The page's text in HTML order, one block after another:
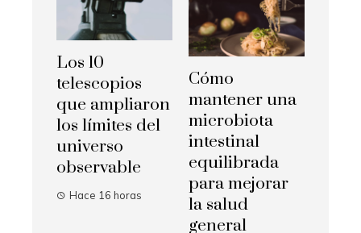
Los 10
telescopios
que ampliaron
los límites del
universo
observable
Hace 16 horas
Cómo
mantener una
microbiota
intestinal
equilibrada
para mejorar
la salud
general